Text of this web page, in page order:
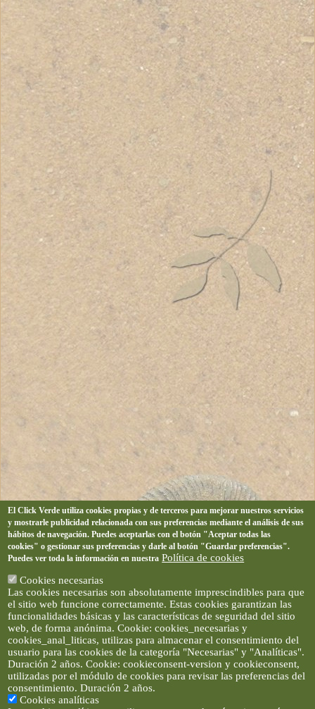
El Click Verde utiliza cookies propias y de terceros para mejorar nuestros servicios
y mostrarle publicidad relacionada con sus preferencias mediante el análisis de sus
hábitos de navegación. Puedes aceptarlas con el botón "Aceptar todas las
cookies" o gestionar sus preferencias y darle al botón "Guardar preferencias".
Puedes ver toda la información en nuestra Política de cookies
Cookies necesarias
Las cookies necesarias son absolutamente imprescindibles para que
el sitio web funcione correctamente. Estas cookies garantizan las
funcionalidades básicas y las características de seguridad del sitio
web, de forma anónima. Cookie: cookies_necesarias y
cookies_anal_liticas, utilizas para almacenar el consentimiento del
usuario para las cookies de la categoría "Necesarias" y "Analíticas".
Duración 2 años. Cookie: cookieconsent-version y cookieconsent,
utilizadas por el módulo de cookies para revisar las preferencias del
consentimiento. Duración 2 años.
Cookies analíticas